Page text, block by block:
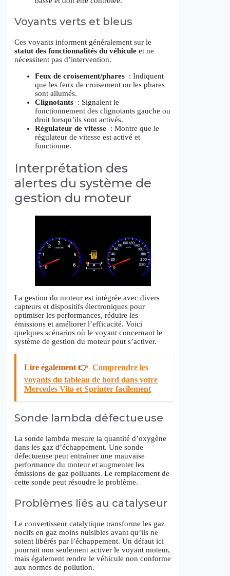
Voyants verts et bleus
Ces voyants informent généralement sur le
statut des fonctionnalités du véhicule et ne
nécessitent pas d’intervention.
Feux de croisement/phares : Indiquent
que les feux de croisement ou les phares
sont allumés.
Clignotants : Signalent le
fonctionnement des clignotants gauche ou
droit lorsqu’ils sont activés.
Régulateur de vitesse : Montre que le
régulateur de vitesse est activé et
fonctionne.
Interprétation des
alertes du système de
gestion du moteur
La gestion du moteur est intégrée avec divers
capteurs et dispositifs électroniques pour
optimiser les performances, réduire les
émissions et améliorer l’efficacité. Voici
quelques scénarios où le voyant concernant le
système de gestion du moteur peut s’activer.
Lire également 👉 Comprendre les
voyants du tableau de bord dans votre
Mercedes Vito et Sprinter facilement
Sonde lambda défectueuse
La sonde lambda mesure la quantité d’oxygène
dans les gaz d’échappement. Une sonde
défectueuse peut entraîner une mauvaise
performance du moteur et augmenter les
émissions de gaz polluants. Le remplacement de
cette sonde peut résoudre le problème.
Problèmes liés au catalyseur
Le convertisseur catalytique transforme les gaz
nocifs en gaz moins nuisibles avant qu’ils ne
soient libérés par l’échappement. Un défaut ici
pourrait non seulement activer le voyant moteur,
mais également rendre le véhicule non conforme
aux normes de pollution.